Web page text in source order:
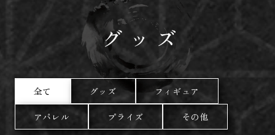
グッズ
全て グッズ フィギュア
アパレル プライズ その他